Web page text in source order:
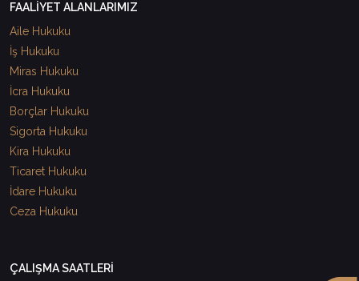
FAALİYET ALANLARIMIZ
Aile Hukuku
İş Hukuku
Miras Hukuku
İcra Hukuku
Borçlar Hukuku
Sigorta Hukuku
Kira Hukuku
Ticaret Hukuku
İdare Hukuku
Ceza Hukuku
ÇALIŞMA SAATLERİ